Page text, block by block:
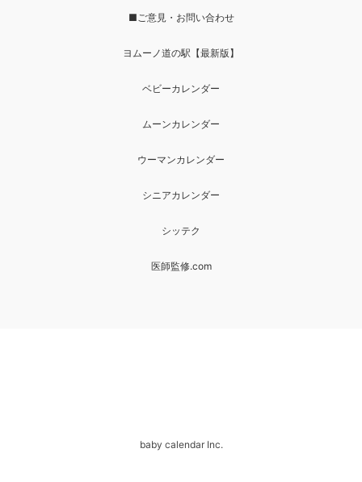
■ご意見・お問い合わせ
ヨムーノ道の駅【最新版】
ベビーカレンダー
ムーンカレンダー
ウーマンカレンダー
シニアカレンダー
シッテク
医師監修.com
baby calendar Inc.